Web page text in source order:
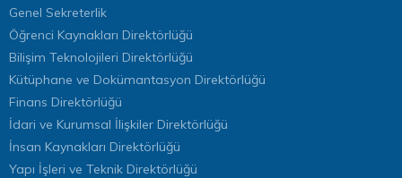
Genel Sekreterlik
Öğrenci Kaynakları Direktörlüğü
Bilişim Teknolojileri Direktörlüğü
Kütüphane ve Dokümantasyon Direktörlüğü
Finans Direktörlüğü
İdari ve Kurumsal İlişkiler Direktörlüğü
İnsan Kaynakları Direktörlüğü
Yapı İşleri ve Teknik Direktörlüğü